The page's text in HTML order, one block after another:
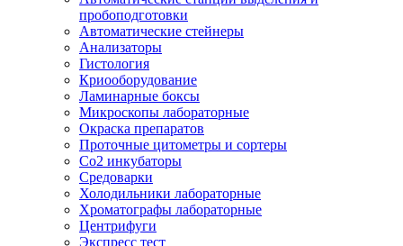
пробоподготовки
Автоматические стейнеры
Анализаторы
Гистология
Криооборудование
Ламинарные боксы
Микроскопы лабораторные
Окраска препаратов
Проточные цитометры и сортеры
Со2 инкубаторы
Средоварки
Холодильники лабораторные
Хроматографы лабораторные
Центрифуги
Экспресс тест